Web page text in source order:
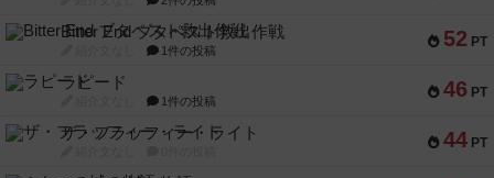
52 PT
Bitter End ブタペスト救出作戦
1件の投稿
46 PT
ラピード
1件の投稿
44 PT
ザ・フラッフィー・ライト